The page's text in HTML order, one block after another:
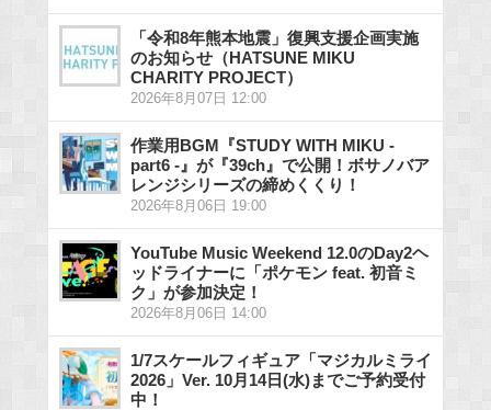
「令和8年熊本地震」復興支援企画実施
のお知らせ（HATSUNE MIKU
CHARITY PROJECT）
2026年8月07日 12:00
作業用BGM『STUDY WITH MIKU -
part6 -』が『39ch』で公開！ボサノバア
レンジシリーズの締めくくり！
2026年8月06日 19:00
YouTube Music Weekend 12.0のDay2ヘ
ッドライナーに「ポケモン feat. 初音ミ
ク」が参加決定！
2026年8月06日 14:00
1/7スケールフィギュア「マジカルミライ
2026」Ver. 10月14日(水)までご予約受付
中！